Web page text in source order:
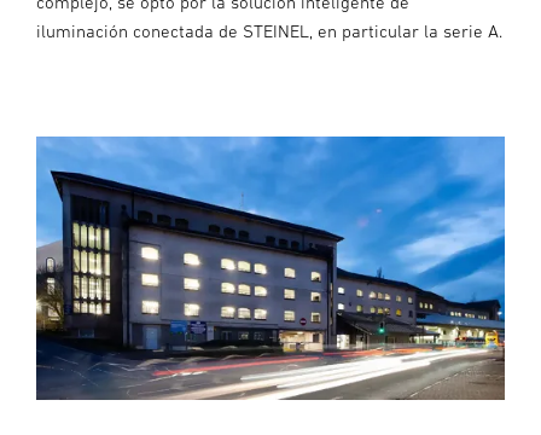
iluminación conectada de STEINEL, en particular la serie A.